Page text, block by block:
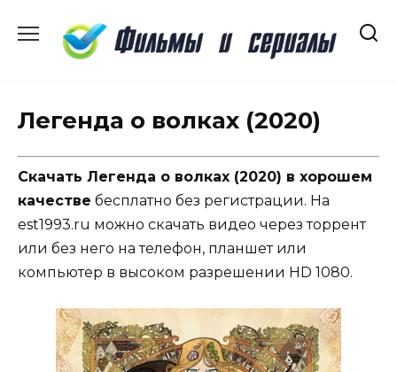
содержанию
Легенда о волках (2020)
Скачать Легенда о волках (2020) в хорошем
качестве бесплатно без регистрации. На
est1993.ru можно скачать видео через торрент
или без него на телефон, планшет или
компьютер в высоком разрешении HD 1080.